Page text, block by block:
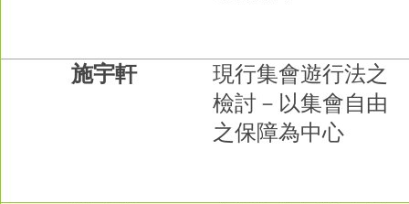
施宇軒
現行集會遊行法之
檢討－以集會自由
之保障為中心